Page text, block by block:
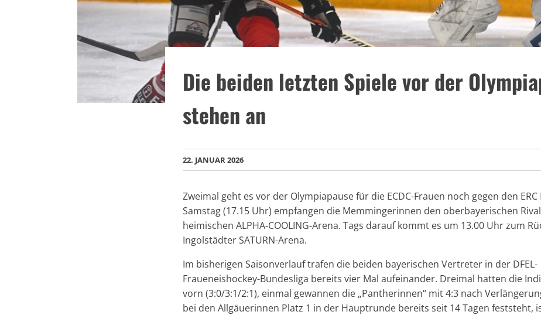
Die beiden letzten Spiele vor der
stehen an
22. JANUAR 2026
Zweimal geht es vor der Olympiapause für die ECDC-Frauen noch gegen den
Samstag (17.15 Uhr) empfangen die Memmingerinnen den oberbayerischen
heimischen ALPHA-COOLING-Arena. Tags darauf kommt es um 13.00 Uhr zum
Ingolstädter SATURN-Arena.
Im bisherigen Saisonverlauf trafen die beiden bayerischen Vertreter in der DFEL-
Fraueneishockey-Bundesliga bereits vier Mal aufeinander. Dreimal hatten die
vorn (3:0/3:1/2:1), einmal gewannen die „Pantherinnen“ mit 4:3 nach
bei den Allgäuerinnen Platz 1 in der Hauptrunde bereits seit 14 Tagen feststeht,